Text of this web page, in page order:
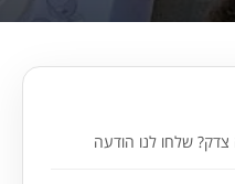
צדק? שלחו לנו הודעה